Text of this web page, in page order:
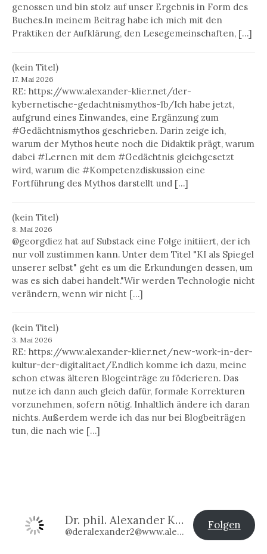
genossen und bin stolz auf unser Ergebnis in Form des
Buches.In meinem Beitrag habe ich mich mit den
Praktiken der Aufklärung, den Lesegemeinschaften, […]
(kein Titel)
17. Mai 2026
RE: https://www.alexander-klier.net/der-
kybernetische-gedachtnismythos-1b/Ich habe jetzt,
aufgrund eines Einwandes, eine Ergänzung zum
#Gedächtnismythos geschrieben. Darin zeige ich,
warum der Mythos heute noch die Didaktik prägt, warum
dabei #Lernen mit dem #Gedächtnis gleichgesetzt
wird, warum die #Kompetenzdiskussion eine
Fortführung des Mythos darstellt und […]
(kein Titel)
8. Mai 2026
@georgdiez hat auf Substack eine Folge initiiert, der ich
nur voll zustimmen kann. Unter dem Titel "KI als Spiegel
unserer selbst" geht es um die Erkundungen dessen, um
was es sich dabei handelt."Wir werden Technologie nicht
verändern, wenn wir nicht […]
(kein Titel)
3. Mai 2026
RE: https://www.alexander-klier.net/new-work-in-der-
kultur-der-digitalitaet/Endlich komme ich dazu, meine
schon etwas älteren Blogeinträge zu föderieren. Das
nutze ich dann auch gleich dafür, formale Korrekturen
vorzunehmen, sofern nötig. Inhaltlich ändere ich daran
nichts. Außerdem werde ich das nur bei Blogbeiträgen
tun, die nach wie […]
Dr. phil. Alexander Klier
@deralexander2@www.alexander-klier.net
Folgen